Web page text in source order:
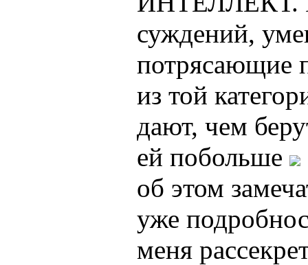
суждений,
потрясающие
из той
дают, чем
ей побольше
об этом
уже
меня